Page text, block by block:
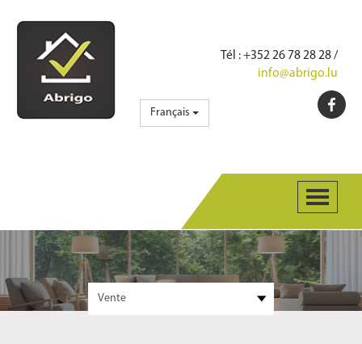
Tél : +352 26 78 28 28 /
info@abrigo.lu
Français